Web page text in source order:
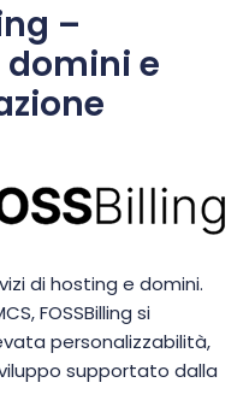
–
domini e
di hosting e domini.
FOSSBilling si
personalizzabilità,
supportato dalla